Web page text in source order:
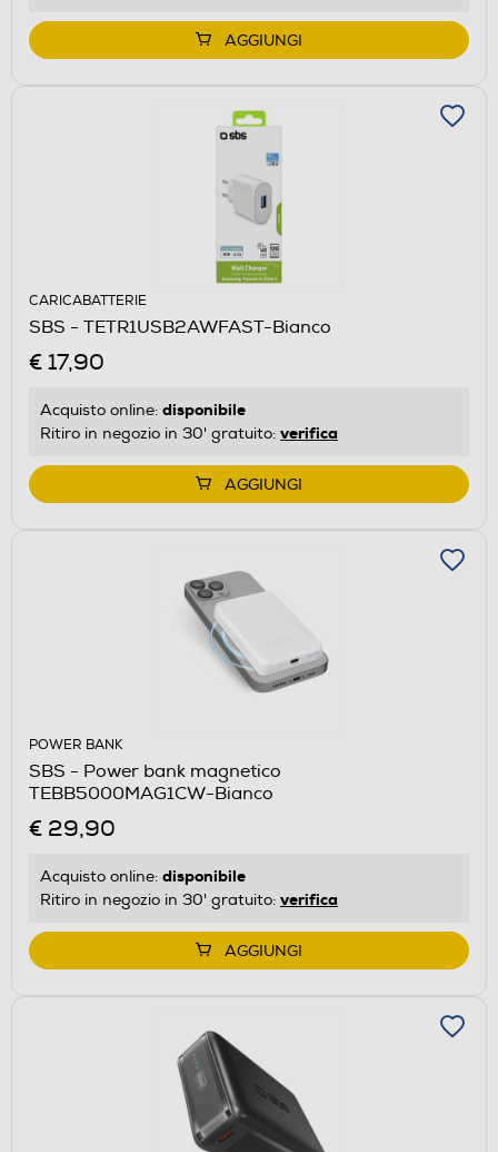
AGGIUNGI
CARICABATTERIE
SBS - TETR1USB2AWFAST-Bianco
€ 17,90
Acquisto online: disponibile
Ritiro in negozio in 30' gratuito: verifica
AGGIUNGI
POWER BANK
SBS - Power bank magnetico
TEBB5000MAG1CW-Bianco
€ 29,90
Acquisto online: disponibile
Ritiro in negozio in 30' gratuito: verifica
AGGIUNGI